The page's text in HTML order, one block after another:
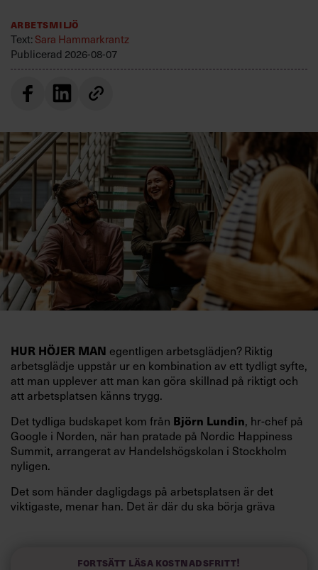
Arbetsmiljö
Text: Sara Hammarkrantz
Publicerad 2026-08-07
HUR HÖJER MAN egentligen arbetsglädjen? Riktig
arbetsglädje uppstår ur en kombination av ett tydligt syfte,
att man upplever att man kan göra skillnad på riktigt och
att arbetsplatsen känns trygg.
Det tydliga budskapet kom från Björn Lundin, hr-chef på
Google i Norden, när han pratade på Nordic Happiness
Summit, arrangerat av Handelshögskolan i Stockholm
nyligen.
Det som händer dagligdags på arbetsplatsen är det
viktigaste, menar han. Det är där du ska börja gräva
och höjt arbetsglädjen på Google:
Fortsätt läsa kostnadsfritt!